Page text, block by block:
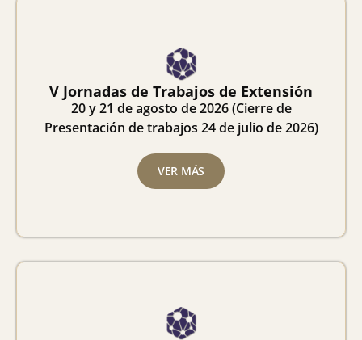
V Jornadas de Trabajos de Extensión
20 y 21 de agosto de 2026 (Cierre de
Presentación de trabajos 24 de julio de 2026)
VER MÁS